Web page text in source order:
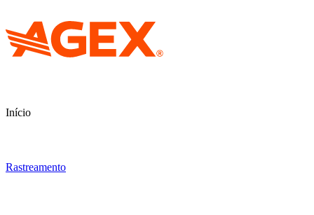
Início
Rastreamento